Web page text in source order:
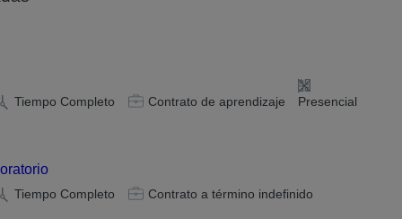
Tiempo Completo Contrato de aprendizaje Presencial
Tiempo Completo Contrato a término indefinido